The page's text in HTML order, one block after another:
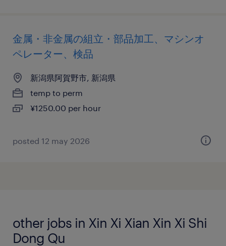
金属・非金属の組立・部品加工、マシンオ
ペレーター、検品
新潟県阿賀野市, 新潟県
temp to perm
¥1250.00 per hour
posted 12 may 2026
other jobs in Xin Xi Xian Xin Xi Shi
Dong Qu